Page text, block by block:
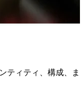
ティティ、構成、ま